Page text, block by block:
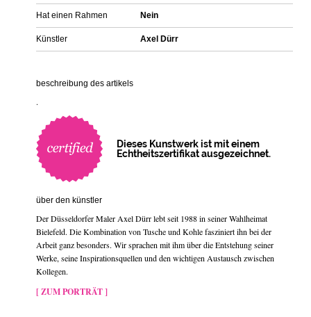
Hat einen Rahmen Nein
Künstler Axel Dürr
beschreibung des artikels
.
Dieses Kunstwerk ist mit einem
Echtheitszertifikat ausgezeichnet.
über den künstler
Der Düsseldorfer Maler Axel Dürr lebt seit 1988 in seiner Wahlheimat
Bielefeld. Die Kombination von Tusche und Kohle fasziniert ihn bei der
Arbeit ganz besonders. Wir sprachen mit ihm über die Entstehung seiner
Werke, seine Inspirationsquellen und den wichtigen Austausch zwischen
Kollegen.
[ ZUM PORTRÄT ]